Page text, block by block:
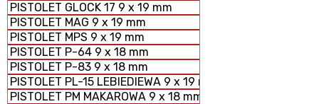
PISTOLET GLOCK 17 9 x 19 mm
PISTOLET MAG 9 x 19 mm
PISTOLET MPS 9 x 19 mm
PISTOLET P-64 9 x 18 mm
PISTOLET P-83 9 x 18 mm
PISTOLET PL-15 LEBIEDIEWA 9 x 19 mm
PISTOLET PM MAKAROWA 9 x 18 mm